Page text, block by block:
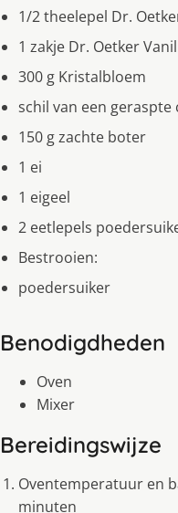
1/2 theelepel Dr.
1 zakje Dr. Oetker
300 g Kristalbloem
schil van een geraspte
150 g zachte boter
1 ei
1 eigeel
2 eetlepels
Bestrooien:
poedersuiker
Benodigdheden
Oven
Mixer
Bereidingswijze
Oventemperatuur en
minuten